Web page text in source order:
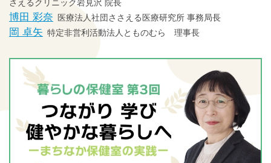
さえるクリニック岩見沢 院長
博田 彩奈 医療法人社団ささえる医療研究所 事務局長
岡 卓矢 特定非営利活動法人とものむら 理事長